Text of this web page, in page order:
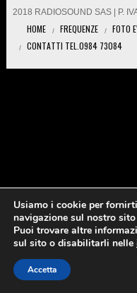
2018 RADIOSOUND SAS | P.
HOME FREQUENZE FOTO
CONTATTI TEL.0984 73084
Usiamo i cookie per
navigazione sul nostro
Puoi trovare altre
sul sito o disabilitarli nelle
Accetta